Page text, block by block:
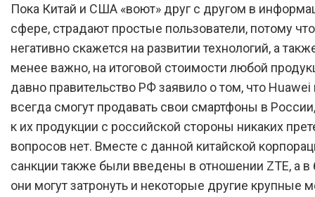
Пока Китай и США «воют» друг с другом в
сфере, страдают простые пользователи, потому
негативно скажется на развитии технологий, а
менее важно, на итоговой стоимости любой
давно правительство РФ заявило о том, что Huawei
всегда смогут продавать свои смартфоны в
к их продукции с российской стороны никаких
вопросов нет. Вместе с данной китайской
санкции также были введены в отношении ZTE, а
они могут затронуть и некоторые другие крупные